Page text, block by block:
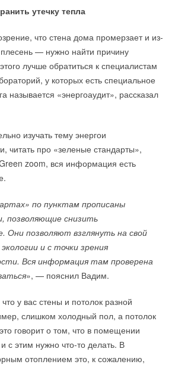
утечку тепла
что стена дома промерзает и из-
плесень — нужно найти причину
лучше обратиться к специалистам
у которых есть специальное
называется «энергоаудит», рассказал
изучать тему энергои
читать про «зеленые стандарты»,
zoom, вся информация есть
по пунктам прописаны
позволяющие снизить
Они позволяют взглянуть на свой
и с точки зрения
Вся информация там проверена
», — пояснил Вадим.
у вас стены и потолок разной
слишком холодный пол, а потолок
говорит о том, что в помещении
с этим нужно что-то делать. В
отоплением это, к сожалению,